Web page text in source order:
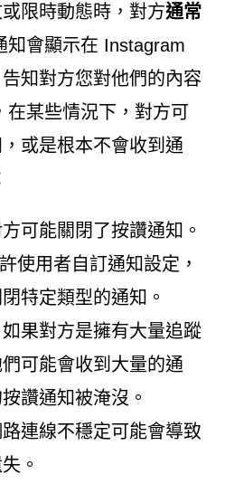
限時動態時，對方通常
知會顯示在 Instagram
知對方您對他們的內容
在某些情況下，對方可
或是根本不會收到通
可能關閉了按讚通知。
使用者自訂通知設定，
特定類型的通知。
如果對方是擁有大量追蹤
可能會收到大量的通
讚通知被淹沒。
連線不穩定可能會導致
。